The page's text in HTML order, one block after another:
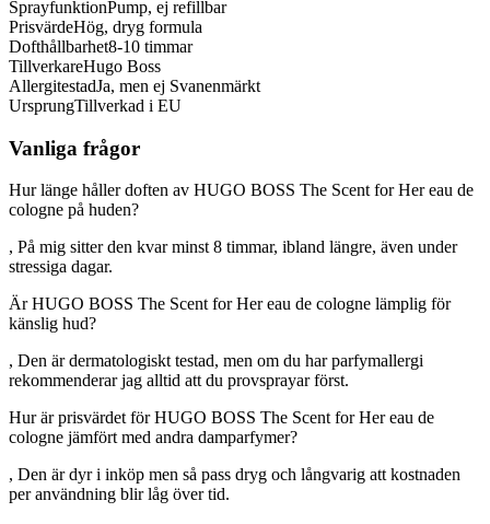
SprayfunktionPump, ej refillbar
PrisvärdeHög, dryg formula
Dofthållbarhet8-10 timmar
TillverkareHugo Boss
AllergitestadJa, men ej Svanenmärkt
UrsprungTillverkad i EU
Vanliga frågor
Hur länge håller doften av HUGO BOSS The Scent for Her eau de
cologne på huden?
, På mig sitter den kvar minst 8 timmar, ibland längre, även under
stressiga dagar.
Är HUGO BOSS The Scent for Her eau de cologne lämplig för
känslig hud?
, Den är dermatologiskt testad, men om du har parfymallergi
rekommenderar jag alltid att du provsprayar först.
Hur är prisvärdet för HUGO BOSS The Scent for Her eau de
cologne jämfört med andra damparfymer?
, Den är dyr i inköp men så pass dryg och långvarig att kostnaden
per användning blir låg över tid.